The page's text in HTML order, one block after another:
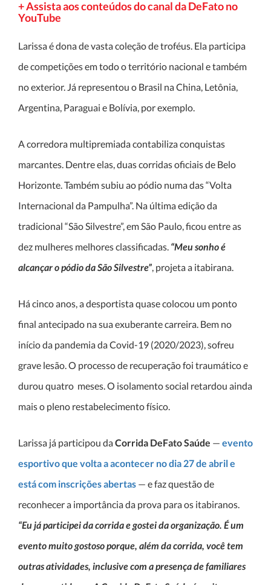
+ Assista aos conteúdos do canal da DeFato no
YouTube
Larissa é dona de vasta coleção de troféus. Ela participa
de competições em todo o território nacional e também
no exterior. Já representou o Brasil na China, Letônia,
Argentina, Paraguai e Bolívia, por exemplo.
A corredora multipremiada contabiliza conquistas
marcantes. Dentre elas, duas corridas oficiais de Belo
Horizonte. Também subiu ao pódio numa das “Volta
Internacional da Pampulha”. Na última edição da
tradicional “São Silvestre”, em São Paulo, ficou entre as
dez mulheres melhores classificadas. “Meu sonho é
alcançar o pódio da São Silvestre”, projeta a itabirana.
Há cinco anos, a desportista quase colocou um ponto
final antecipado na sua exuberante carreira. Bem no
início da pandemia da Covid-19 (2020/2023), sofreu
grave lesão. O processo de recuperação foi traumático e
durou quatro meses. O isolamento social retardou ainda
mais o pleno restabelecimento físico.
Larissa já participou daCorrida DeFato Saúde — evento
esportivo que volta a acontecer no dia 27 de abril e
está com inscrições abertas — e faz questão de
reconhecer a importância da prova para os itabiranos.
“Eu já participei da corrida e gostei da organização. É um
evento muito gostoso porque, além da corrida, você tem
outras atividades, inclusive com a presença de familiares